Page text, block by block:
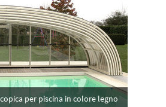
per piscina in colore legno